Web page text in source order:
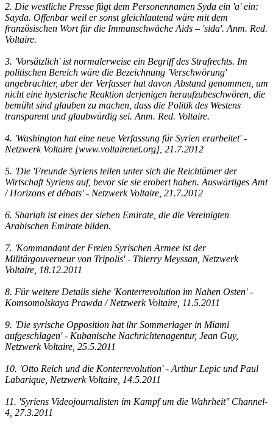
2. Die westliche Presse fügt dem Personennamen Syda ein 'a' ein:
Sayda. Offenbar weil er sonst gleichlautend wäre mit dem
französischen Wort für die Immunschwäche Aids – 'sida'. Anm. Red.
Voltaire.
3. 'Vorsätzlich' ist normalerweise ein Begriff des Strafrechts. Im
politischen Bereich wäre die Bezeichnung 'Verschwörung'
angebrachter, aber der Verfasser hat davon Abstand genommen, um
nicht eine hysterische Reaktion derjenigen heraufzubeschwören, die
bemüht sind glauben zu machen, dass die Politik des Westens
transparent und glaubwürdig sei. Anm. Red. Voltaire.
4. 'Washington hat eine neue Verfassung für Syrien erarbeitet' -
Netzwerk Voltaire [www.voltairenet.org], 21.7.2012
5. 'Die 'Freunde Syriens teilen unter sich die Reichtümer der
Wirtschaft Syriens auf, bevor sie sie erobert haben. Auswärtiges Amt
/ Horizons et débats' - Netzwerk Voltaire, 21.7.2012
6. Shariah ist eines der sieben Emirate, die die Vereinigten
Arabischen Emirate bilden.
7. 'Kommandant der Freien Syrischen Armee ist der
Militärgouverneur von Tripolis' - Thierry Meyssan, Netzwerk
Voltaire, 18.12.2011
8. Für weitere Details siehe 'Konterrevolution im Nahen Osten' -
Komsomolskaya Prawda / Netzwerk Voltaire, 11.5.2011
9. 'Die syrische Opposition hat ihr Sommerlager in Miami
aufgeschlagen' - Kubanische Nachrichtenagentur, Jean Guy,
Netzwerk Voltaire, 25.5.2011
10. 'Otto Reich und die Konterrevolution' - Arthur Lepic und Paul
Labarique, Netzwerk Voltaire, 14.5.2011
11. 'Syriens Videojournalisten im Kampf um die Wahrheit'' Channel-
4, 27.3.2011